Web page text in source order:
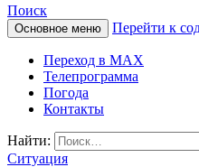
АГЕНТСТВО
«ВЕСТИ»)
Поиск
Основное меню Перейти к
Переход в MAX
Телепрограмма
Погода
Контакты
Найти:
Ситуация